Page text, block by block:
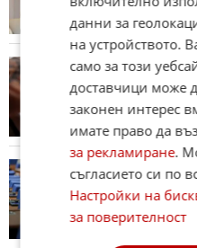
лидер
Радев
данни за
на устройството.
само за този
доставчици може
законен интерес
имате право да
за рекламиране.
съгласието си по
Настройки на
за поверителност